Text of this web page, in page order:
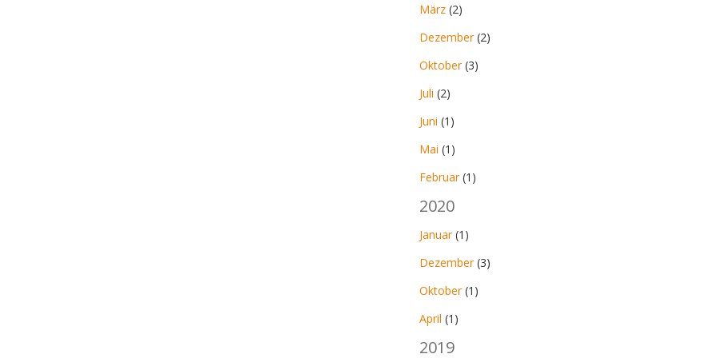
März (2)
Dezember(2)
Oktober(3)
Juli (2)
Juni (1)
Mai (1)
Februar(1)
2020
Januar(1)
Dezember(3)
Oktober(1)
April (1)
2019